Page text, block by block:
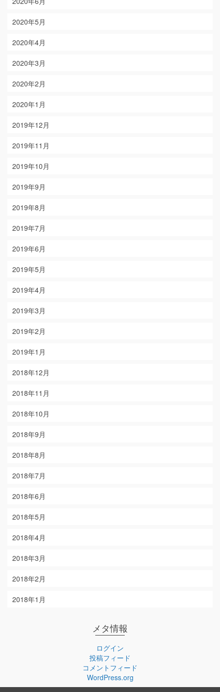
2020年5月
2020年4月
2020年3月
2020年2月
2020年1月
2019年12月
2019年11月
2019年10月
2019年9月
2019年8月
2019年7月
2019年6月
2019年5月
2019年4月
2019年3月
2019年2月
2019年1月
2018年12月
2018年11月
2018年10月
2018年9月
2018年8月
2018年7月
2018年6月
2018年5月
2018年4月
2018年3月
2018年2月
2018年1月
メタ情報
ログイン
投稿フィード
コメントフィード
WordPress.org